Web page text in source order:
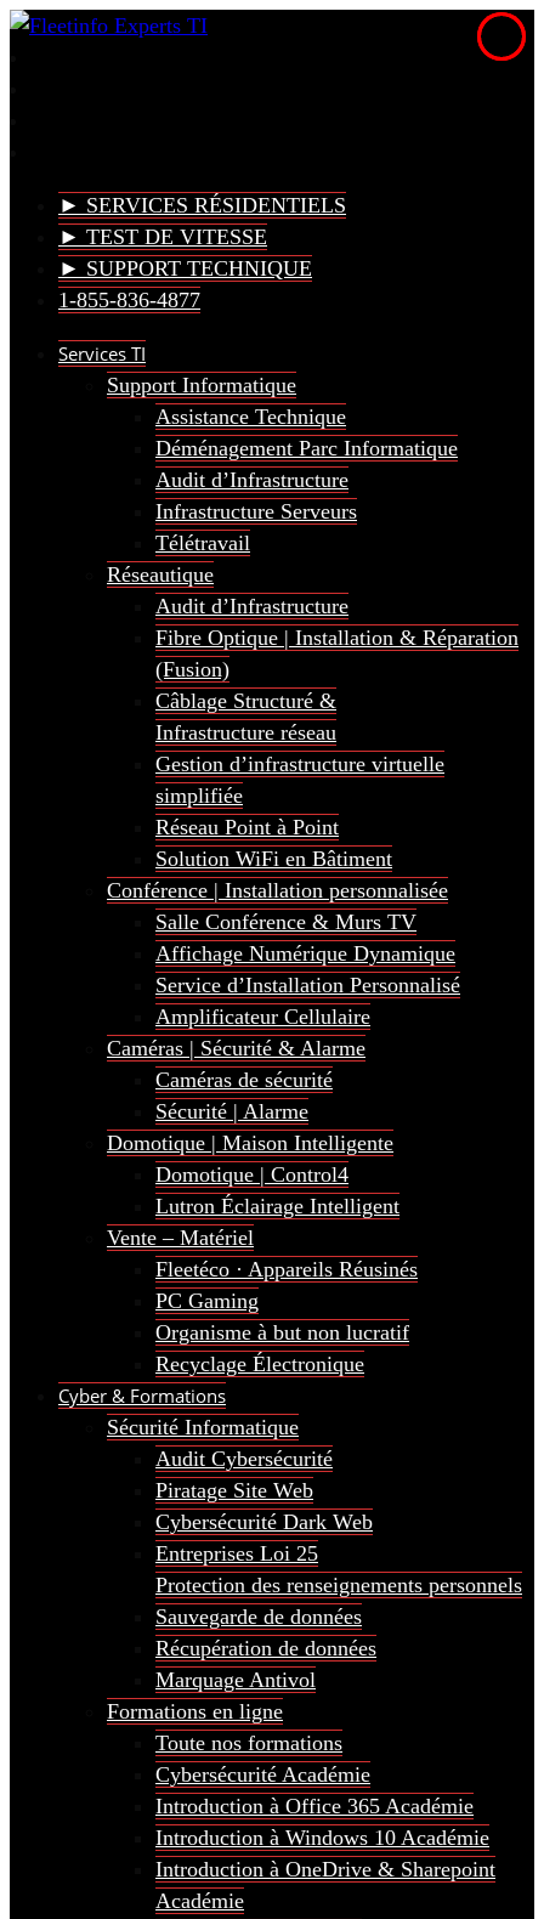
► SERVICES RÉSIDENTIELS
► TEST DE VITESSE
► SUPPORT TECHNIQUE
1-855-836-4877
Services TI
Support Informatique
Assistance Technique
Déménagement Parc Informatique
Audit d’Infrastructure
Infrastructure Serveurs
Télétravail
Réseautique
Audit d’Infrastructure
Fibre Optique | Installation & Réparation
(Fusion)
Câblage Structuré &
Infrastructure réseau
Gestion d’infrastructure virtuelle
simplifiée
Réseau Point à Point
Solution WiFi en Bâtiment
Conférence | Installation personnalisée
Salle Conférence & Murs TV
Affichage Numérique Dynamique
Service d’Installation Personnalisé
Amplificateur Cellulaire
Caméras | Sécurité & Alarme
Caméras de sécurité
Sécurité | Alarme
Domotique | Maison Intelligente
Domotique | Control4
Lutron Éclairage Intelligent
Vente – Matériel
Fleetéco · Appareils Réusinés
PC Gaming
Organisme à but non lucratif
Recyclage Électronique
Cyber & Formations
Sécurité Informatique
Audit Cybersécurité
Piratage Site Web
Cybersécurité Dark Web
Entreprises Loi 25
Protection des renseignements personnels
Sauvegarde de données
Récupération de données
Marquage Antivol
Formations en ligne
Toute nos formations
Cybersécurité Académie
Introduction à Office 365 Académie
Introduction à Windows 10 Académie
Introduction à OneDrive & Sharepoint
Académie